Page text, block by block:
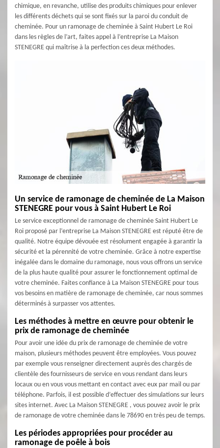
chimique, en revanche, utilise des produits chimiques pour enlever
les différents déchets qui se sont fixés sur la paroi du conduit de
cheminée. Pour un ramonage de cheminée à Saint Hubert Le Roi
dans les règles de l’art, faites appel à l’entreprise La Maison
STENEGRE qui maîtrise à la perfection ces deux méthodes.
Un service de ramonage de cheminée de La Maison
STENEGRE pour vous à Saint Hubert Le Roi
Le service exceptionnel de ramonage de cheminée Saint Hubert Le
Roi proposé par l’entreprise La Maison STENEGRE est réputé être de
qualité. Notre équipe dévouée est résolument engagée à garantir la
sécurité et la pérennité de votre cheminée. Grâce à notre expertise
inégalée dans le domaine du ramonage, nous vous offrons un service
de la plus haute qualité pour assurer le fonctionnement optimal de
votre cheminée. Faites confiance à La Maison STENEGRE pour tous
vos besoins en matière de ramonage de cheminée, car nous sommes
déterminés à surpasser vos attentes.
Les méthodes à mettre en œuvre pour obtenir le
prix de ramonage de cheminée
Pour avoir une idée du prix de ramonage de cheminée de votre
maison, plusieurs méthodes peuvent être employées. Vous pouvez
par exemple vous renseigner directement auprès des chargés de
clientèle des fournisseurs de service en vous rendant dans leurs
locaux ou en vous vous mettant en contact avec eux par mail ou par
téléphone. Parfois, il est possible d’effectuer des simulations sur leurs
sites internet. Avec La Maison STENEGRE , vous pouvez avoir le prix
de ramonage de votre cheminée dans le 78690 en très peu de temps.
Les périodes appropriées pour procéder au
ramonage de poêle à bois